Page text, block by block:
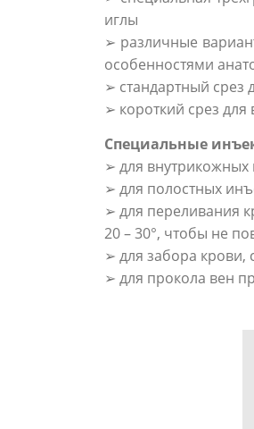
иглы
➢ различные
особенностями
➢ стандартный
➢ короткий срез
Специальные
➢ для
➢ для полостных
➢ для переливания
20 – 30°, чтобы не
➢ для забора
➢ для прокола вен